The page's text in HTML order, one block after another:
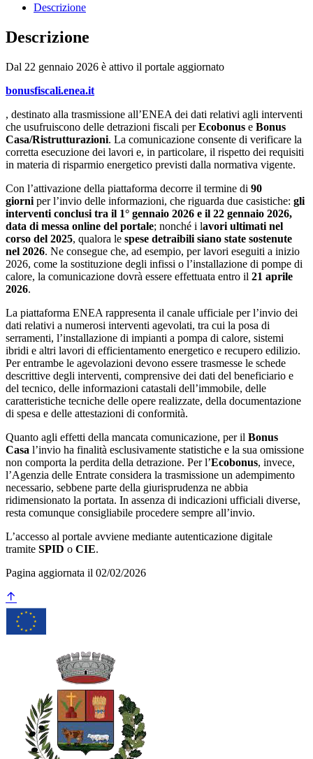
Descrizione
Descrizione
Dal 22 gennaio 2026 è attivo il portale aggiornato
bonusfiscali.enea.it
, destinato alla trasmissione all’ENEA dei dati relativi agli interventi
che usufruiscono delle detrazioni fiscali perEcobonus e Bonus
Casa/Ristrutturazioni. La comunicazione consente di verificare la
corretta esecuzione dei lavori e, in particolare, il rispetto dei requisiti
in materia di risparmio energetico previsti dalla normativa vigente.
Con l’attivazione della piattaforma decorre il termine di 90
giorni per l’invio delle informazioni, che riguarda due casistiche: gli
interventi conclusi tra il 1° gennaio 2026 e il 22 gennaio 2026,
data di messa online del portale; nonché i lavori ultimati nel
corso del 2025, qualora le spese detraibili siano state sostenute
nel 2026. Ne consegue che, ad esempio, per lavori eseguiti a inizio
2026, come la sostituzione degli infissi o l’installazione di pompe di
calore, la comunicazione dovrà essere effettuata entro il 21 aprile
2026.
La piattaforma ENEA rappresenta il canale ufficiale per l’invio dei
dati relativi a numerosi interventi agevolati, tra cui la posa di
serramenti, l’installazione di impianti a pompa di calore, sistemi
ibridi e altri lavori di efficientamento energetico e recupero edilizio.
Per entrambe le agevolazioni devono essere trasmesse le schede
descrittive degli interventi, comprensive dei dati del beneficiario e
del tecnico, delle informazioni catastali dell’immobile, delle
caratteristiche tecniche delle opere realizzate, della documentazione
di spesa e delle attestazioni di conformità.
Quanto agli effetti della mancata comunicazione, per il Bonus
Casa l’invio ha finalità esclusivamente statistiche e la sua omissione
non comporta la perdita della detrazione. Per l’Ecobonus, invece,
l’Agenzia delle Entrate considera la trasmissione un adempimento
necessario, sebbene parte della giurisprudenza ne abbia
ridimensionato la portata. In assenza di indicazioni ufficiali diverse,
resta comunque consigliabile procedere sempre all’invio.
L’accesso al portale avviene mediante autenticazione digitale
tramite SPID o CIE.
Pagina aggiornata il 02/02/2026